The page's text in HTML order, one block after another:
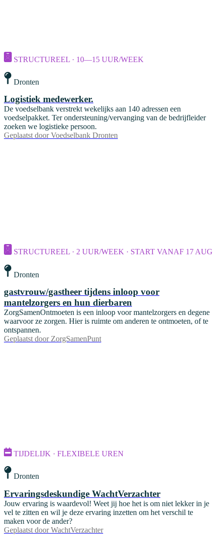
STRUCTUREEL · 10—15 UUR/WEEK
Dronten
Logistiek medewerker.
De voedselbank verstrekt wekelijks aan 140 adressen een
voedselpakket. Ter ondersteuning/vervanging van de bedrijfleider
zoeken we logistieke persoon.
Geplaatst door Voedselbank Dronten
STRUCTUREEL · 2 UUR/WEEK · START VANAF 17 AUG
Dronten
gastvrouw/gastheer tijdens inloop voor
mantelzorgers en hun dierbaren
ZorgSamenOntmoeten is een inloop voor mantelzorgers en degene
waarvoor ze zorgen. Hier is ruimte om anderen te ontmoeten, of te
ontspannen.
Geplaatst door ZorgSamenPunt
TIJDELIJK · FLEXIBELE UREN
Dronten
Ervaringsdeskundige WachtVerzachter
Jouw ervaring is waardevol! Weet jij hoe het is om niet lekker in je
vel te zitten en wil je deze ervaring inzetten om het verschil te
maken voor de ander?
Geplaatst door WachtVerzachter